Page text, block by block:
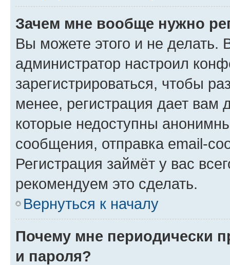
Зачем мне вообще нужно
Вы можете этого и не делать.
администратор настроил
зарегистрироваться, чтобы
менее, регистрация дает вам
которые недоступны
сообщения, отправка email-
Регистрация займёт у вас
рекомендуем это сделать.
Вернуться к началу
Почему мне периодически
и пароля?